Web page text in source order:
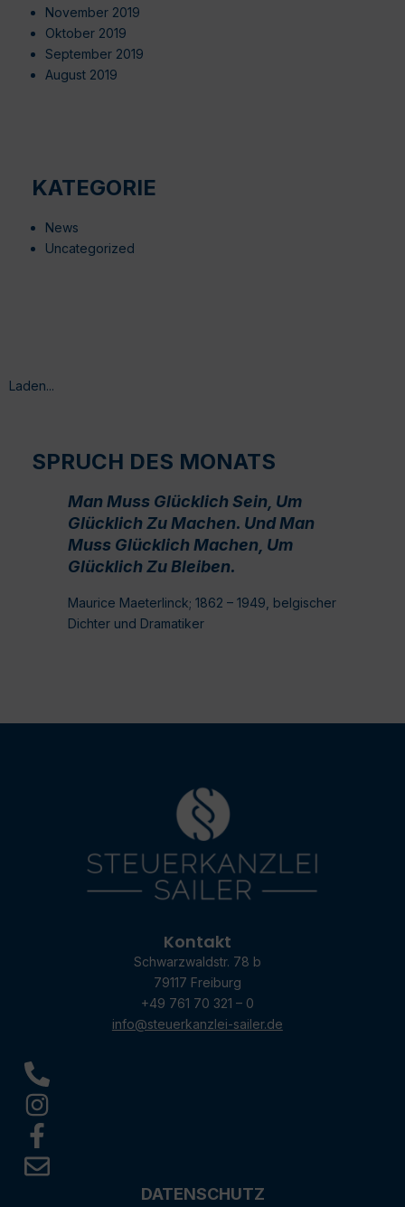
November 2019
Oktober 2019
September 2019
August 2019
KATEGORIE
News
Uncategorized
Laden...
SPRUCH DES MONATS
Man Muss Glücklich Sein, Um
Glücklich Zu Machen. Und Man
Muss Glücklich Machen, Um
Glücklich Zu Bleiben.
Maurice Maeterlinck; 1862 – 1949, belgischer
Dichter und Dramatiker
Kontakt
Schwarzwaldstr. 78 b
79117 Freiburg
+49 761 70 321 – 0
info@steuerkanzlei-sailer.de
DATENSCHUTZ